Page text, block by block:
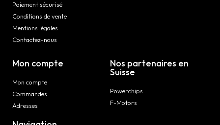
Paiement sécurisé
Conditions de vente
Mentions légales
Contactez-nous
Mon compte
Mon compte
Commandes
Adresses
Nos partenaires en
Suisse
Powerchips
F-Motors